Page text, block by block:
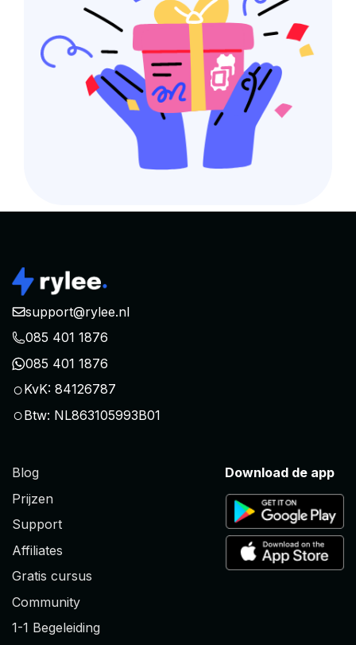
support@rylee.nl
085 401 1876
085 401 1876
○KvK: 84126787
○Btw: NL863105993B01
Blog
Prijzen
Support
Affiliates
Gratis cursus
Community
1-1 Begeleiding
Download de app